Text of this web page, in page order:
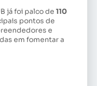
já foi palco de 110
pontos de
e
em fomentar a